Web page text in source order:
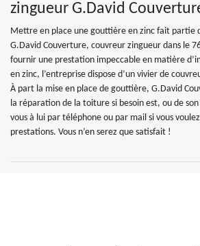
zingueur G.David
Mettre en place une gouttière en zinc fait partie
G.David Couverture, couvreur zingueur dans le
fournir une prestation impeccable en matière
en zinc, l’entreprise dispose d’un vivier de
À part la mise en place de gouttière, G.David
la réparation de la toiture si besoin est, ou de
vous à lui par téléphone ou par mail si vous
prestations. Vous n’en serez que satisfait !